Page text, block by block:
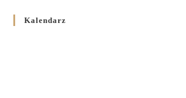
григоріанським календарем
Kalendarz